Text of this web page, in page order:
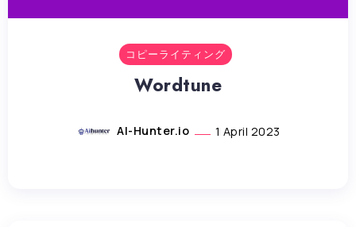
コピーライティング
Wordtune
AI-Hunter.io 1 April 2023